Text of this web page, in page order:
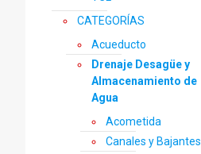
CATEGORÍAS
Acueducto
Drenaje Desagüe y
Almacenamiento de
Agua
Acometida
Canales y Bajantes